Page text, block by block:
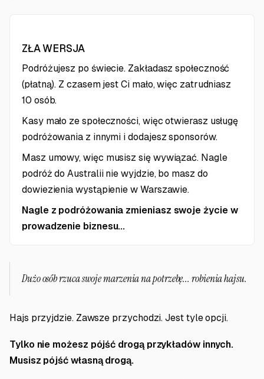
ZŁA WERSJA
Podróżujesz po świecie. Zakładasz społeczność
(płatną). Z czasem jest Ci mało, więc zatrudniasz
10 osób.
Kasy mało ze społeczności, więc otwierasz usługę
podróżowania z innymi i dodajesz sponsorów.
Masz umowy, więc musisz się wywiązać. Nagle
podróż do Australii nie wyjdzie, bo masz do
dowiezienia wystąpienie w Warszawie.
Nagle z podróżowania zmieniasz swoje życie w
prowadzenie biznesu...
Dużo osób rzuca swoje marzenia na potrzebę... robienia hajsu.
Hajs przyjdzie. Zawsze przychodzi. Jest tyle opcji.
Tylko nie możesz pójść drogą przykładów innych.
Musisz pójść własną drogą.